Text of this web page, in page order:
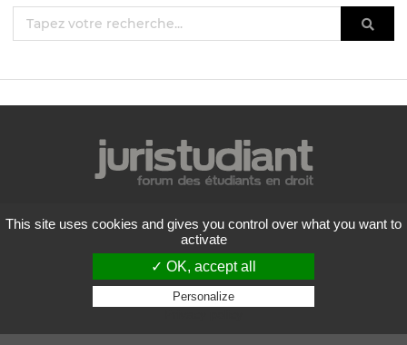
Mentions légales
Politique de confidentialité
Conditions générales d'utilisation
Liste des forums
Contactez-nous
Copyright
2026 Juristudiant.com - Tous droits réservés
This site uses cookies and gives you control over what you want to
activate
✓ OK, accept all
Personalize